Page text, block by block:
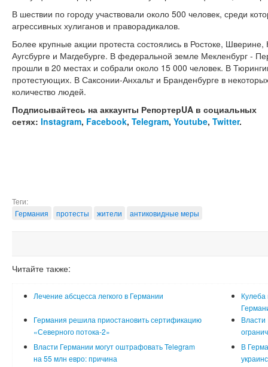
В шествии по городу участвовали около 500 человек, среди
агрессивных хулиганов и праворадикалов.
Более крупные акции протеста состоялись в Ростоке,
Аугсбурге и Магдебурге. В федеральной земле Мекленбург -
прошли в 20 местах и собрали около 15 000 человек. В
протестующих. В Саксонии-Анхальт и Бранденбурге в
количество людей.
Подписывайтесь на аккаунты РепортерUA в социальных
сетях: Instagram, Facebook, Telegram, Youtube, Twitter.
Теги:
Германия
протесты жители антиковидные меры
Читайте также:
Лечение абсцесса легкого в Германии
Кулеба
Германия решила приостановить сертификацию
«Северного потока-2»
Власти
Власти Германии могут оштрафовать Telegram
на 55 млн евро: причина
В